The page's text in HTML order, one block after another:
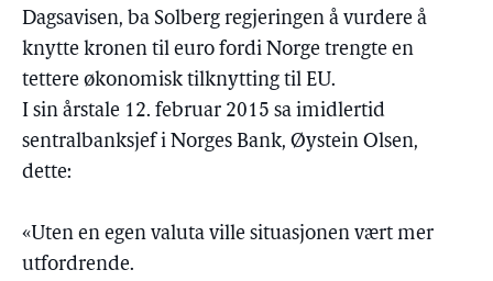
Dagsavisen, ba Solberg regjeringen å vurdere å
knytte kronen til euro fordi Norge trengte en
tettere økonomisk tilknytting til EU.
I sin årstale 12. februar 2015 sa imidlertid
sentralbanksjef i Norges Bank, Øystein Olsen,
dette:
«Uten en egen valuta ville situasjonen vært mer
utfordrende.